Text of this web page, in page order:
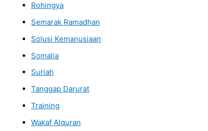
Rohingya
Semarak Ramadhan
Solusi Kemanusiaan
Somalia
Suriah
Tanggap Darurat
Training
Wakaf Alquran